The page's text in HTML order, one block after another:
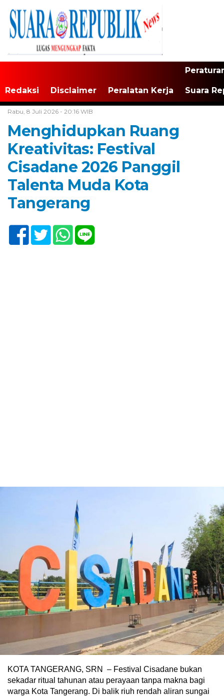
Redaksi Disclaimer Peralatan Kerja Suara
Rabu, 8 Juli 2026 - 20:16 WIB
Menghidupkan Ruang
Kreativitas: Festival
Cisadane 2026 Panggil
Talenta Muda Kota
Tangerang
KOTA TANGERANG, SRN – Festival Cisadane bukan
sekadar ritual tahunan atau perayaan tanpa makna bagi
warga Kota Tangerang. Di balik riuh rendah aliran sungai